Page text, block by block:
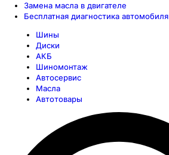
Замена масла в двигателе
Бесплатная диагностика автомобиля
Шины
Диски
АКБ
Шиномонтаж
Автосервис
Масла
Автотовары